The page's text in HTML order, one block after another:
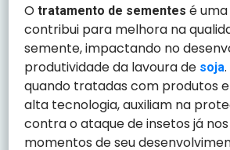
Otratamento de sementesé
contribui para melhora na
semente, impactando no
produtividade da lavoura de soja
quando tratadas com produtos
alta tecnologia, auxiliam na
contra o ataque de insetos já
momentos de seu